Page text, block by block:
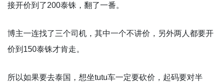
接开价到了200泰铢，翻了一番。
博主一连找了三个司机，其中一个不讲价，另外两人都要开
价到150泰铢才肯走。
所以如果要去泰国，想坐tutu车一定要砍价，起码要对半